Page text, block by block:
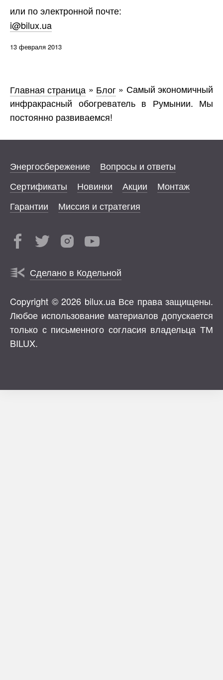
или по электронной почте:
i@bilux.ua
13 февраля 2013
Главная страница » Блог » Самый экономичный
инфракрасный обогреватель в Румынии. Мы
постоянно развиваемся!
Энергосбережение
Вопросы и ответы
Сертификаты
Новинки Акции
Монтаж
Гарантии
Миссия и стратегия
Сделано в Кодельной
Copyright © 2026 bilux.ua Все права защищены.
Любое использование материалов допускается
только с письменного согласия владельца ТМ
BILUX.